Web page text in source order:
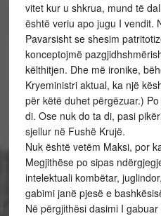
vitet kur u shkrua, mund të
është veriu apo jugu I vendit.
Pavarsisht se shesim
konceptojmë
këlthitjen. Dhe më ironike,
Kryeministri aktual, ka një
për këtë duhet përgëzuar.)
di. Ose nuk do ta di, pasi
sjellur në Fushë Krujë.
Nuk është vetëm Maksi, por
Megjithëse po sipas
intelektuali kombëtar,
gabimi janë pjesë e
Në përgjithësi dasimi I